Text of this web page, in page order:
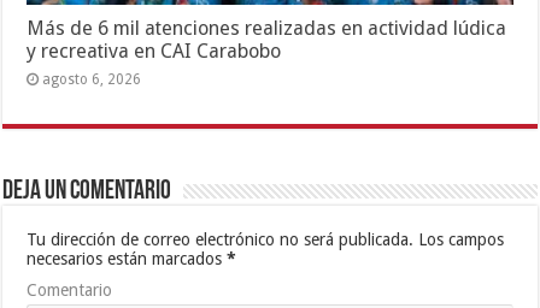
Más de 6 mil atenciones realizadas en actividad lúdica
y recreativa en CAI Carabobo
agosto 6, 2026
Deja un comentario
Tu dirección de correo electrónico no será publicada. Los campos
necesarios están marcados*
Comentario